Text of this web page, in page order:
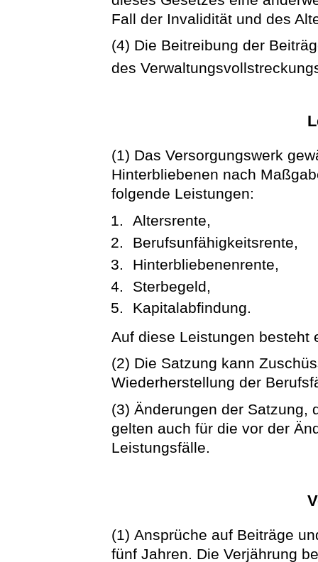
Fall der Invalidität und des
(4) Die Beitreibung der
des
(1) Das Versorgungswerk
Hinterbliebenen nach
folgende Leistungen:
Altersrente,
Berufsunfähigkeitsrente,
Hinterbliebenenrente,
Sterbegeld,
Kapitalabfindung.
Auf diese Leistungen besteht
(2) Die Satzung kann
Wiederherstellung der
(3) Änderungen der Satzung,
gelten auch für die vor der
Leistungsfälle.
(1) Ansprüche auf Beiträge
fünf Jahren. Die Verjährung